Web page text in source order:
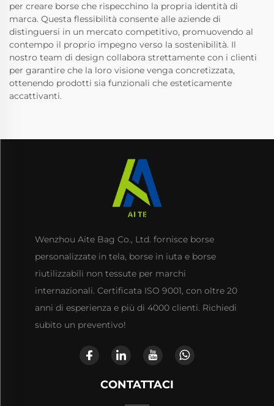
per creare borse che rispecchino la propria identità di
marca. Questa flessibilità consente alle aziende di
distinguersi in un mercato competitivo, promuovendo al
contempo il proprio impegno verso la sostenibilità. Il
nostro team di design collabora strettamente con i clienti
per garantire che la loro visione venga concretizzata,
ottenendo prodotti sia funzionali che esteticamente
accattivanti.
Wenzhou Aite Bag Co., Ltd. fornisce borse
personalizzate in tela, borse in iuta e borse
riutilizzabili non tessute per marchi
internazionali. Certificata ISO 9001, con oltre 20
anni di esperienza e più di 4000 clienti. Richiedi
subito un preventivo!
CONTATTACI